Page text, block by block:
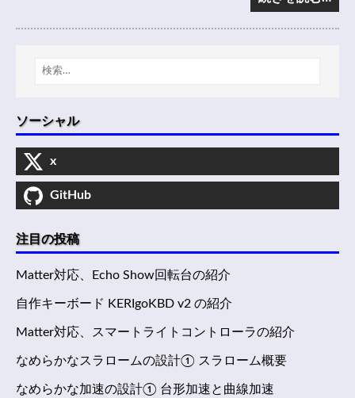
ソーシャル
x
GitHub
注目の投稿
Matter対応、Echo Show回転台の紹介
自作キーボード KERIgoKBD v2 の紹介
Matter対応、スマートライトコントローラの紹介
なめらかなスラロームの設計① スラローム概要
なめらかな加速の設計① 台形加速と曲線加速